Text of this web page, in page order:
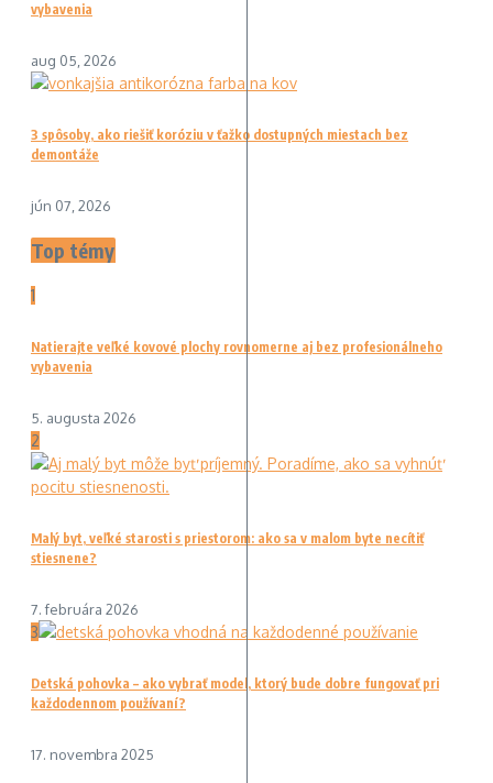
vybavenia
aug 05, 2026
3 spôsoby, ako riešiť koróziu v ťažko dostupných miestach bez
demontáže
jún 07, 2026
Top témy
1
Natierajte veľké kovové plochy rovnomerne aj bez profesionálneho
vybavenia
5. augusta 2026
2
Malý byt, veľké starosti s priestorom: ako sa v malom byte necítiť
stiesnene?
7. februára 2026
3
Detská pohovka – ako vybrať model, ktorý bude dobre fungovať pri
každodennom používaní?
17. novembra 2025